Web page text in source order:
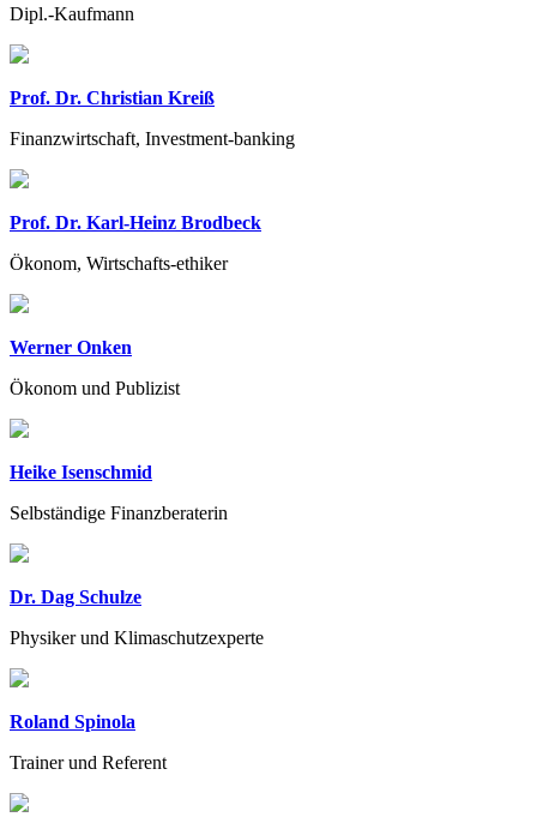
Dipl.-Kaufmann
Prof. Dr. Christian Kreiß
Finanzwirtschaft, Investment-banking
Prof. Dr. Karl-Heinz Brodbeck
Ökonom, Wirtschafts-ethiker
Werner Onken
Ökonom und Publizist
Heike Isenschmid
Selbständige Finanzberaterin
Dr. Dag Schulze
Physiker und Klimaschutzexperte
Roland Spinola
Trainer und Referent